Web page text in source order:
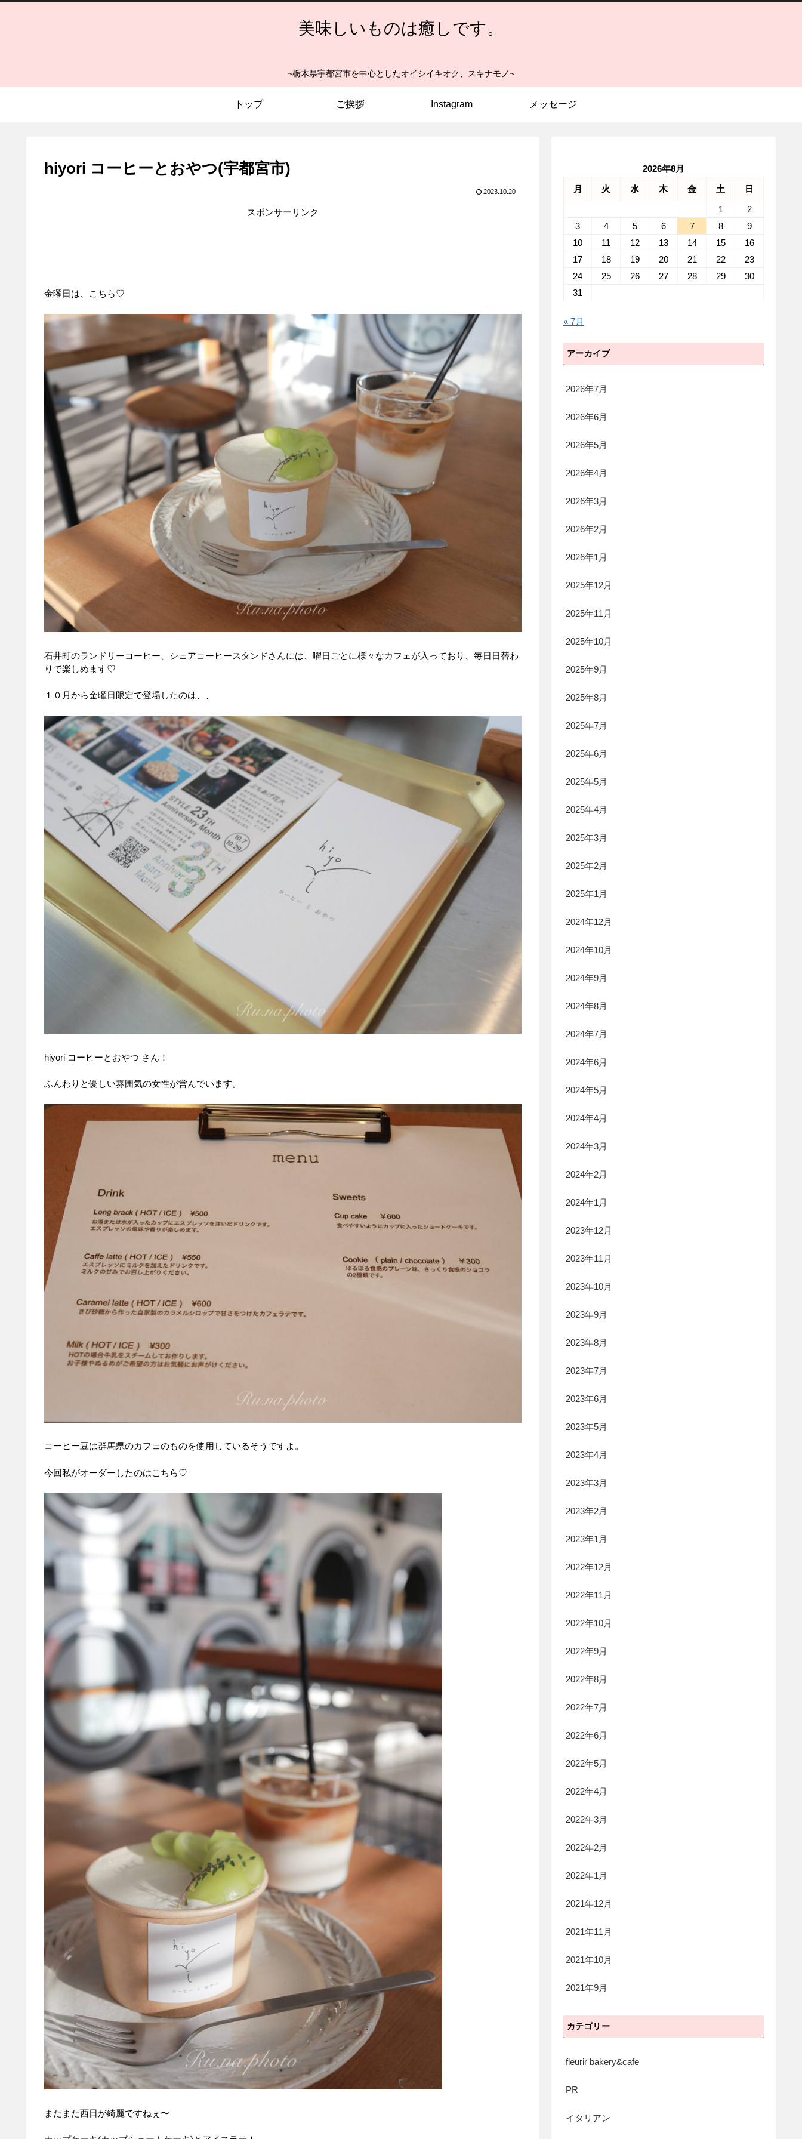
美味しいものは癒しです。
~栃木県宇都宮市を中心としたオイシイキオク、スキナモノ~
トップ ご挨拶 Instagram メッセージ
hiyori コーヒーとおやつ(宇都宮市)
2023.10.20
スポンサーリンク
金曜日は、こちら♡
石井町のランドリーコーヒー、シェアコーヒースタンドさんには、曜日ごとに様々なカフェが入っており、毎日日替わ
りで楽しめます♡
１０月から金曜日限定で登場したのは、、
hiyori コーヒーとおやつ さん！
ふんわりと優しい雰囲気の女性が営んでいます。
コーヒー豆は群馬県のカフェのものを使用しているそうですよ。
今回私がオーダーしたのはこちら♡
またまた西日が綺麗ですねぇ〜
2026年8月
月
火 水 木 金 土
日
1
2
3
4 5 6 7 8
9
10
11 12 13 14 15
16
17
18 19 20 21 22
23
24
25 26 27 28 29
30
31
« 7月
アーカイブ
2026年7月
2026年6月
2026年5月
2026年4月
2026年3月
2026年2月
2026年1月
2025年12月
2025年11月
2025年10月
2025年9月
2025年8月
2025年7月
2025年6月
2025年5月
2025年4月
2025年3月
2025年2月
2025年1月
2024年12月
2024年10月
2024年9月
2024年8月
2024年7月
2024年6月
2024年5月
2024年4月
2024年3月
2024年2月
2024年1月
2023年12月
2023年11月
2023年10月
2023年9月
2023年8月
2023年7月
2023年6月
2023年5月
2023年4月
2023年3月
2023年2月
2023年1月
2022年12月
2022年11月
2022年10月
2022年9月
2022年8月
2022年7月
2022年6月
2022年5月
2022年4月
2022年3月
2022年2月
2022年1月
2021年12月
2021年11月
2021年10月
2021年9月
カテゴリー
fleurir bakery&cafe
PR
イタリアン